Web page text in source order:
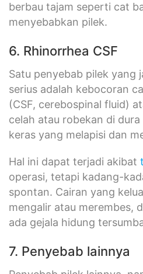
berbau tajam seperti cat
menyebabkan pilek.
6. Rhinorrhea CSF
Satu penyebab pilek yang
serius adalah kebocoran
(CSF, cerebospinal fluid)
celah atau robekan di
keras yang melapisi dan
Hal ini dapat terjadi akibat
operasi, tetapi kadang-
spontan. Cairan yang
mengalir atau merembes,
ada gejala hidung
7. Penyebab lainnya